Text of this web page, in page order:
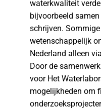
waterkwaliteit
bijvoorbeeld
schrijven.
wetenschappelijk
Nederland alleen
Door de
voor Het
mogelijkheden om